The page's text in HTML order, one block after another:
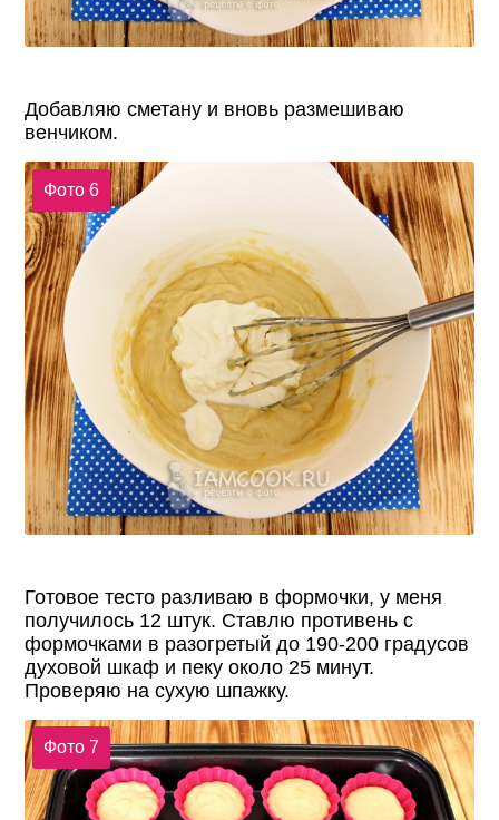
Добавляю сметану и вновь размешиваю
венчиком.
Фото 6
Готовое тесто разливаю в формочки, у меня
получилось 12 штук. Ставлю противень с
формочками в разогретый до 190-200 градусов
духовой шкаф и пеку около 25 минут.
Проверяю на сухую шпажку.
Фото 7